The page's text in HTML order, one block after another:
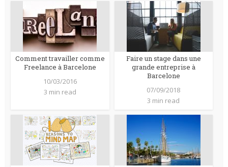
Comment travailler comme
Freelance à Barcelone
10/03/2016
3 min read
Faire un stage dans une
grande entreprise à
Barcelone
07/09/2018
3 min read